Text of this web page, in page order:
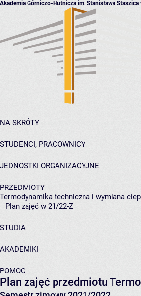
Akademia Górniczo-Hutnicza im. Stanisława Staszica
NA SKRÓTY
STUDENCI, PRACOWNICY
JEDNOSTKI ORGANIZACYJNE
PRZEDMIOTY
Termodynamika techniczna i wymiana
Plan zajęć w 21/22-Z
STUDIA
AKADEMIKI
POMOC
Plan zajęć przedmiotu